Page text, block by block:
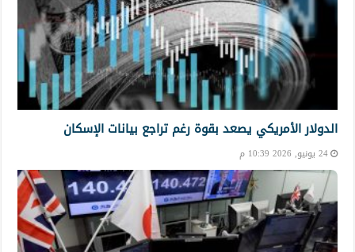
الدولار الأمريكي يصعد بقوة رغم تراجع بيانات الإسكان
24 يونيو, 2026 10:39 م